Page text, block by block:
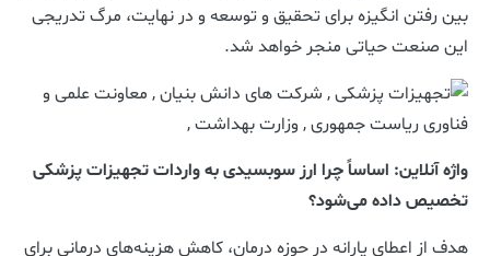
بین رفتن انگیزه برای تحقیق و توسعه و در نهایت، مرگ تدریجی
این صنعت حیاتی منجر خواهد شد.
واژه آنلاین: اساساً چرا ارز سوبسیدی به واردات تجهیزات پزشکی
تخصیص داده می‌شود؟
هدف از اعطای یارانه در حوزه درمان، کاهش هزینه‌های درمانی برای